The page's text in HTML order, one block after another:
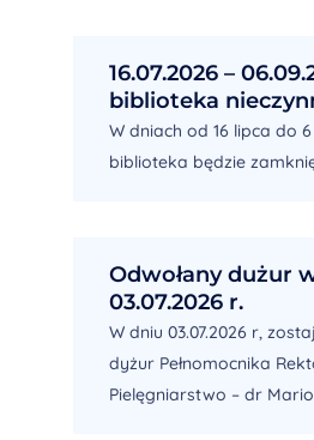
16.07.2026 –
biblioteka
W dniach od 16 lipca do
biblioteka będzie
Odwołany dużur
03.07.2026 r.
W dniu 03.07.2026 r,
dyżur Pełnomocnika
Pielęgniarstwo – dr